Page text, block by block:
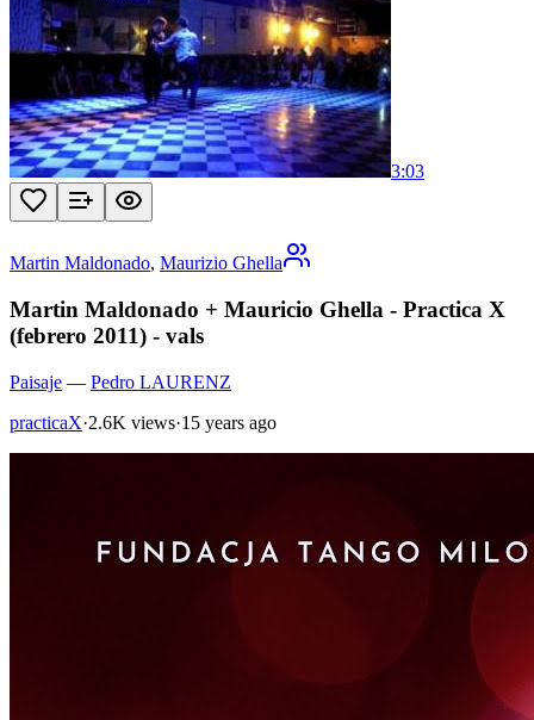
3:03
Martin Maldonado, Maurizio Ghella
Martin Maldonado + Mauricio Ghella - Practica X
(febrero 2011) - vals
Paisaje — Pedro LAURENZ
practicaX·2.6K views·15 years ago